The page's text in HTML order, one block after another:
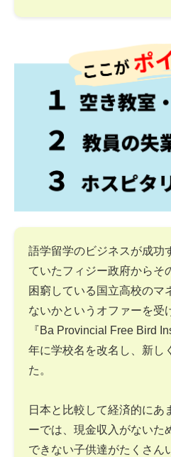
語学留学のビジネスが成功
ていたフィジー政府からそ
困窮している国立高校のマ
ないかというオファーを受
『Ba Provincial Free Bird
年に学校名を改名し、新し
た。
日本と比較して経済的にあ
ーでは、現金収入がないた
できない子供達がたくさん